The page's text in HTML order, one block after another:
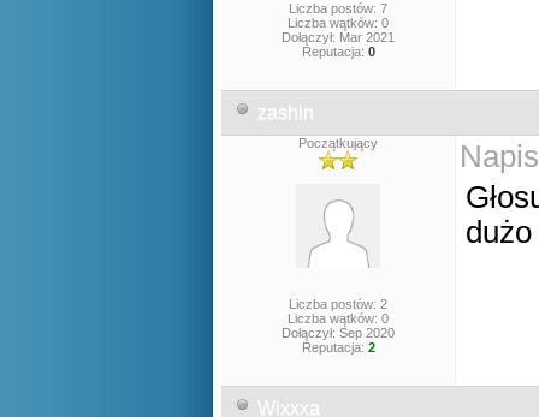
Liczba postów: 7
Liczba wątków: 0
Dołączył: Mar 2021
Reputacja: 0
zashin
Początkujący
Liczba postów: 2
Liczba wątków: 0
Dołączył: Sep 2020
Reputacja: 2
Wixxxa